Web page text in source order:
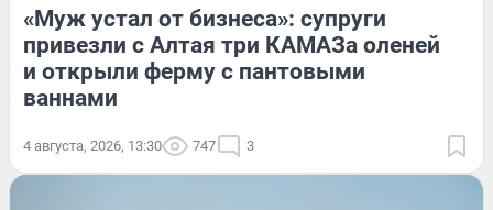
«Муж устал от бизнеса»: супруги
привезли с Алтая три КАМАЗа оленей
и открыли ферму с пантовыми
ваннами
4 августа, 2026, 13:30 747 3